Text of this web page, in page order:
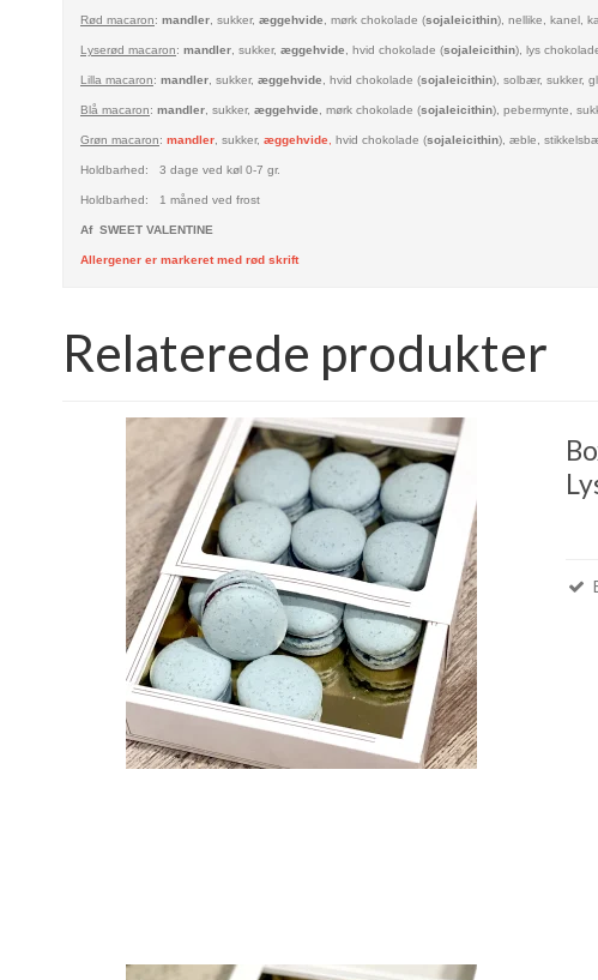
Rød macaron: mandler , sukker, æggehvide mørk chokolade (sojaleicithin), nellike, kanel,
Lyserød macaron: mandler , sukker, æggehvide , hvid chokolade (sojaleicithin), lys
Lilla macaron: mandler , sukker, æggehvide , hvid chokolade (sojaleicithin), solbær, sukker,
Blå macaron: mandler , sukker, æggehvide , mørk chokolade (sojaleicithin), pebermynte,
Grøn macaron: mandler , sukker, æggehvide hvid chokolade (sojaleicithin), æble,
Holdbarhed: 3 dage ved køl 0-7 gr.
Holdbarhed: 1 måned ved frost
Af SWEET VALENTINE
Allergener er markeret med rød skrift
Relaterede produkter